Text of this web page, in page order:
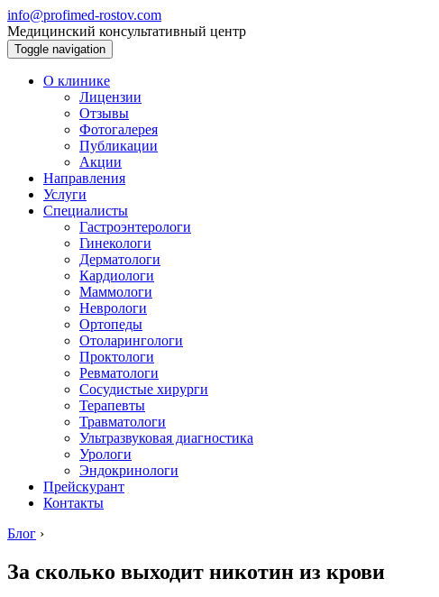
info@profimed-rostov.com
Медицинский консультативный центр
Toggle navigation
О клинике
Лицензии
Отзывы
Фотогалерея
Публикации
Акции
Направления
Услуги
Специалисты
Гастроэнтерологи
Гинекологи
Дерматологи
Кардиологи
Маммологи
Неврологи
Ортопеды
Отоларингологи
Проктологи
Ревматологи
Сосудистые хирурги
Терапевты
Травматологи
Ультразвуковая диагностика
Урологи
Эндокринологи
Прейскурант
Контакты
Блог ›
За сколько выходит никотин из крови